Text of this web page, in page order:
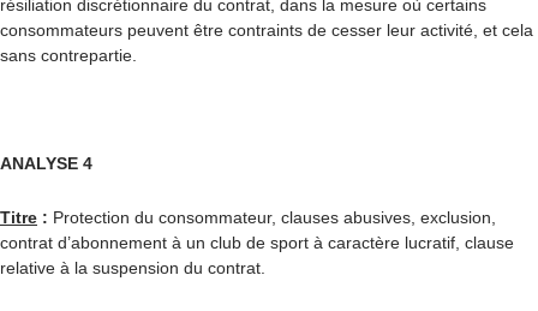
résiliation discrétionnaire du contrat, dans la mesure où certains
consommateurs peuvent être contraints de cesser leur activité, et cela
sans contrepartie.
ANALYSE 4
Titre : Protection du consommateur, clauses abusives, exclusion,
contrat d’abonnement à un club de sport à caractère lucratif, clause
relative à la suspension du contrat.